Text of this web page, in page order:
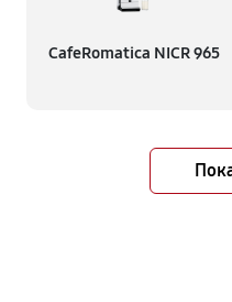
CafeRomatica NICR 965